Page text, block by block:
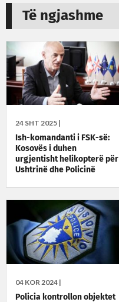
Të ngjashme
24 SHT 2025 |
Ish-komandanti i FSK-së:
Kosovës i duhen
urgjentisht helikopterë për
Ushtrinë dhe Policinë
04 KOR 2024 |
Policia kontrollon objektet